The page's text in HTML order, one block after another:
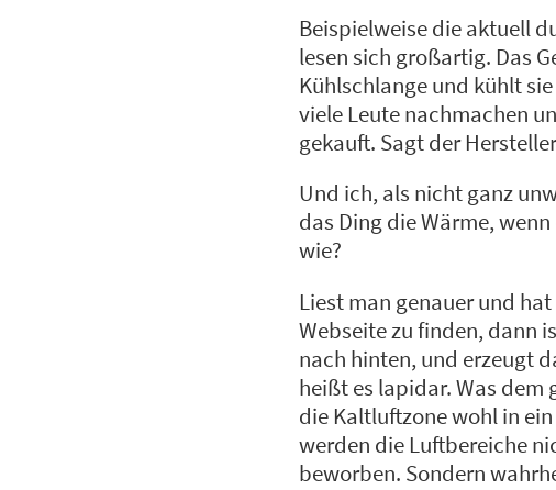
Beispielweise die aktuell
lesen sich großartig. Das
Kühlschlange und kühlt
viele Leute nachmachen
gekauft. Sagt der
Und ich, als nicht ganz
das Ding die Wärme,
wie?
Liest man genauer und
Webseite zu finden, dann
nach hinten, und erzeugt
heißt es lapidar. Was
die Kaltluftzone wohl in
werden die Luftbereiche
beworben. Sondern